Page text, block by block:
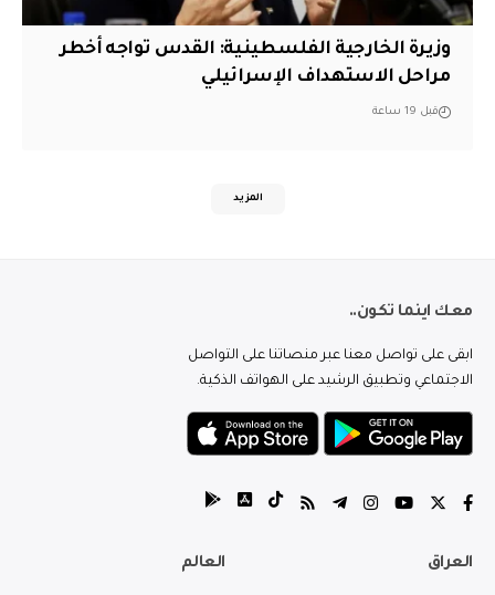
وزيرة الخارجية الفلسطينية: القدس تواجه أخطر
مراحل الاستهداف الإسرائيلي
قبل 19 ساعة
المزيد
معك اينما تكون..
ابقى على تواصل معنا عبر منصاتنا على التواصل
الاجتماعي وتطبيق الرشيد على الهواتف الذكية.
العراق العالم